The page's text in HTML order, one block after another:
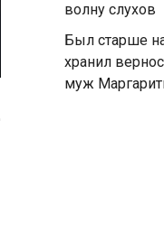
волну слухов
Был старше
хранил
муж